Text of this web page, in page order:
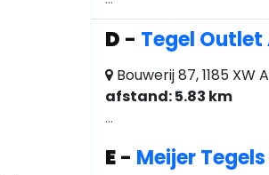
D - Tegel
Bouwerij 87, 1185 XW
afstand: 5.83 km
...
E- Meijer